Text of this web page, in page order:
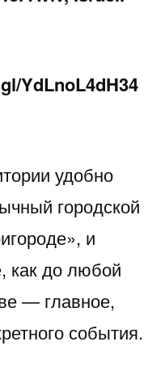
YdLnoL4dH34
удобно
городской
и
как до любой
— главное,
события.